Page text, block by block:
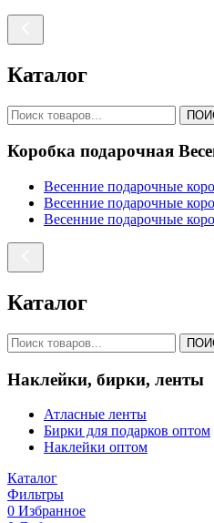
Каталог
Коробка подарочная
Весенние подарочные
Весенние подарочные
Весенние подарочные
Каталог
Наклейки, бирки, ленты
Атласные ленты
Бирки для подарков оптом
Наклейки оптом
Каталог
Фильтры
0 Избранное